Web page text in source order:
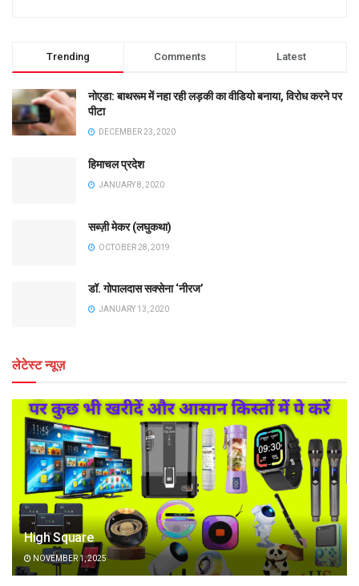
Trending Comments Latest
नोएडा: बाथरूम में नहा रही लड़की का वीडियो बनाया, विरोध करने पर
पीटा
DECEMBER 23, 2020
हिमाचल प्रदेश
JANUARY 8, 2020
सब्ज़ी मेकर (लघुकथा)
OCTOBER 28, 2019
डॉ. गोपालदास सक्सेना ‘नीरज’
JANUARY 13, 2020
लेटेस्ट न्यूज़
High Square
NOVEMBER 1, 2025